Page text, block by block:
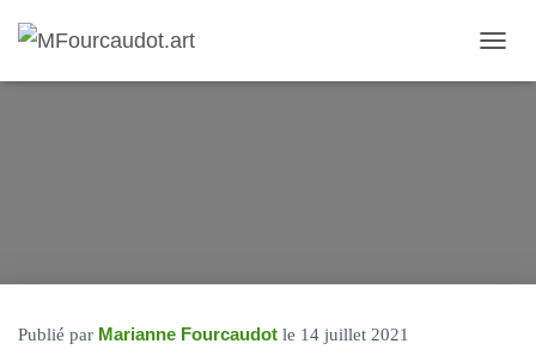
É
A
Publié par Marianne Fourcaudot le 14 juillet 2021